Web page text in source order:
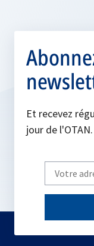
Et recevez
jour de l'OTAN.
Write
your
email